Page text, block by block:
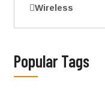
Wireless
Popular Tags